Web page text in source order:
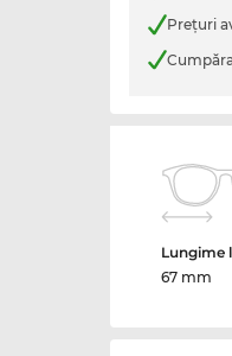
Preţuri
Lungime
67 mm